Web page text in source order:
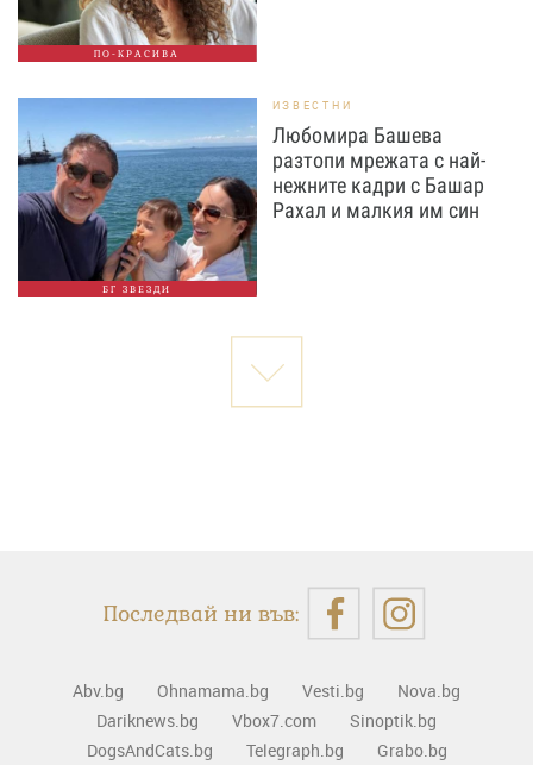
ПО-КРАСИВА
БГ ЗВЕЗДИ
ИЗВЕСТНИ
Любомира Башева
разтопи мрежата с най-
нежните кадри с Башар
Рахал и малкия им син
Последвай ни във:
Abv.bg Ohnamama.bg Vesti.bg
Nova.bg
Dariknews.bg
Vbox7.com
Sinoptik.bg
DogsAndCats.bg
Telegraph.bg Grabo.bg